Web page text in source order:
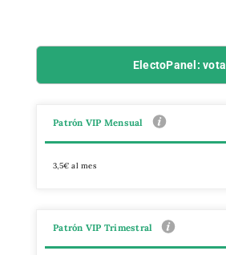
ElectoPanel: vota
Patrón VIP Mensual
3,5€ al mes
Patrón VIP Trimestral